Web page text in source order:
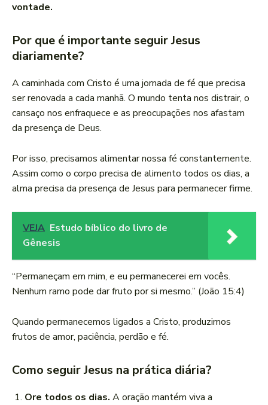
vontade.
Por que é importante seguir Jesus
diariamente?
A caminhada com Cristo é uma jornada de fé que precisa
ser renovada a cada manhã. O mundo tenta nos distrair, o
cansaço nos enfraquece e as preocupações nos afastam
da presença de Deus.
Por isso, precisamos alimentar nossa fé constantemente.
Assim como o corpo precisa de alimento todos os dias, a
alma precisa da presença de Jesus para permanecer firme.
VEJA Estudo bíblico do livro de
Gênesis
“Permaneçam em mim, e eu permanecerei em vocês.
Nenhum ramo pode dar fruto por si mesmo.” (João 15:4)
Quando permanecemos ligados a Cristo, produzimos
frutos de amor, paciência, perdão e fé.
Como seguir Jesus na prática diária?
Ore todos os dias. A oração mantém viva a